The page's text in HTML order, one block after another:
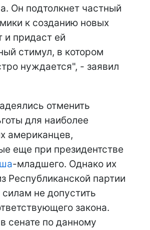
Он подтолкнет частный
к созданию новых
и придаст ей
стимул, в котором
нуждается", - заявил
отменить
для наиболее
американцев,
еще при президентстве
-младшего. Однако их
Республиканской партии
силам не допустить
закона.
сенате по данному